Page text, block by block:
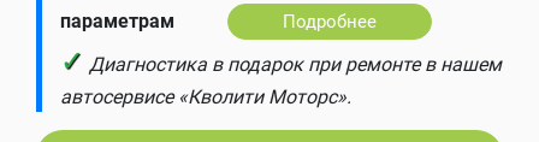
параметрам
Подробнее
✓ Диагностика в подарок при ремонте в нашем
автосервисе «Кволити Моторс».